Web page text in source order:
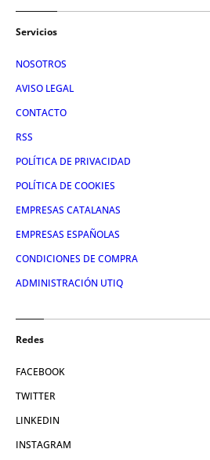
Servicios
NOSOTROS
AVISO LEGAL
CONTACTO
RSS
POLÍTICA DE PRIVACIDAD
POLÍTICA DE COOKIES
EMPRESAS CATALANAS
EMPRESAS ESPAÑOLAS
CONDICIONES DE COMPRA
ADMINISTRACIÓN UTIQ
Redes
FACEBOOK
TWITTER
LINKEDIN
INSTAGRAM